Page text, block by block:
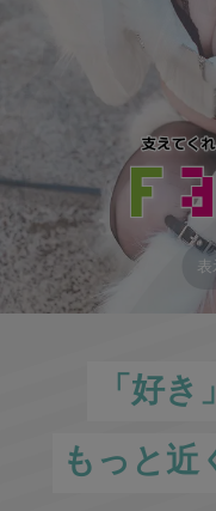
表
「好き」
もっと近